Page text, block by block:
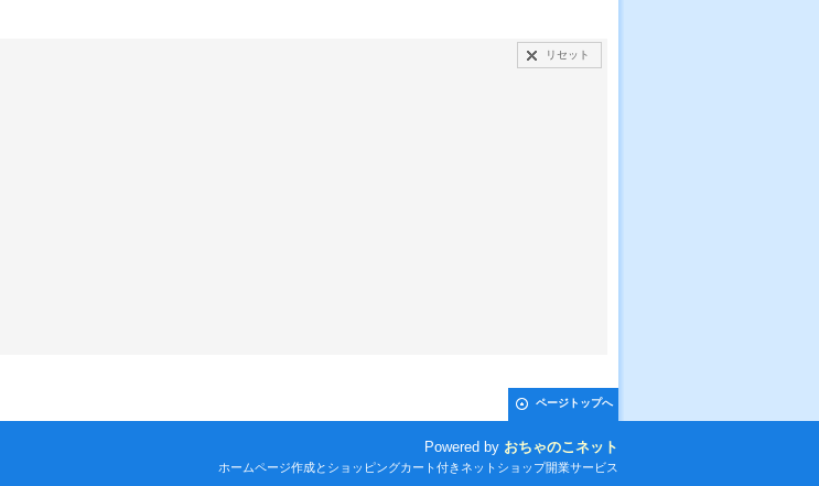
リセット
ページトップへ
Powered by おちゃのこネット
ホームページ作成とショッピングカート付きネットショップ開業サービス